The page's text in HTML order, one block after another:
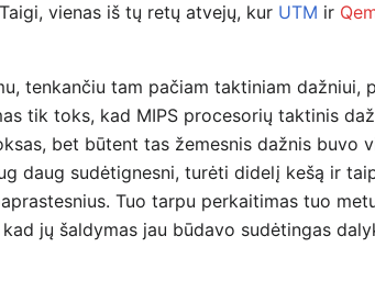
vienas iš tų retų atvejų, kur UTM ir
tenkančiu tam pačiam taktiniam dažniui,
tik toks, kad MIPS procesorių taktinis
bet būtent tas žemesnis dažnis buvo
daug sudėtignesni, turėti didelį kešą ir
Tuo tarpu perkaitimas tuo
jų šaldymas jau būdavo sudėtingas